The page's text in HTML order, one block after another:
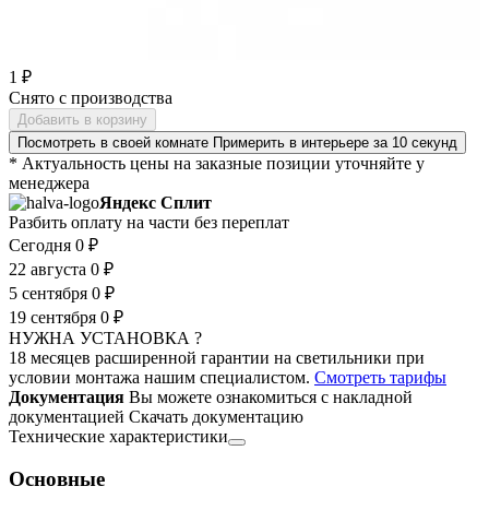
1 ₽
Снято с производства
Добавить в корзину
Посмотреть в своей комнате Примерить в интерьере за 10 секунд
* Актуальность цены на заказные позиции уточняйте у
менеджера
Яндекс Сплит
Разбить оплату на части без переплат
Сегодня 0 ₽
22 августа 0 ₽
5 сентября 0 ₽
19 сентября 0 ₽
НУЖНА УСТАНОВКА ?
18 месяцев расширенной гарантии на светильники при
условии монтажа нашим специалистом. Смотреть тарифы
Документация Вы можете ознакомиться с накладной
документацией Скачать документацию
Технические характеристики
Основные